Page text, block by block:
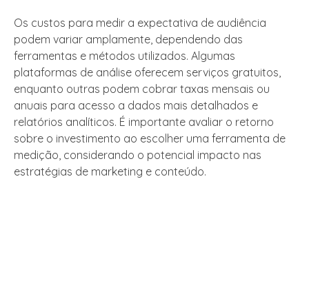
Os custos para medir a expectativa de audiência
podem variar amplamente, dependendo das
ferramentas e métodos utilizados. Algumas
plataformas de análise oferecem serviços gratuitos,
enquanto outras podem cobrar taxas mensais ou
anuais para acesso a dados mais detalhados e
relatórios analíticos. É importante avaliar o retorno
sobre o investimento ao escolher uma ferramenta de
medição, considerando o potencial impacto nas
estratégias de marketing e conteúdo.